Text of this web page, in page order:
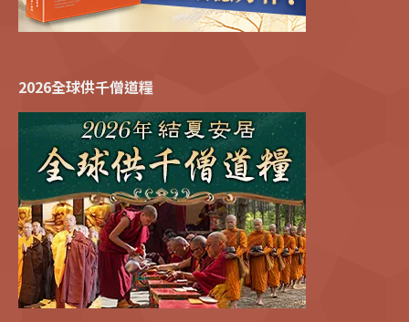
2026全球供千僧道糧